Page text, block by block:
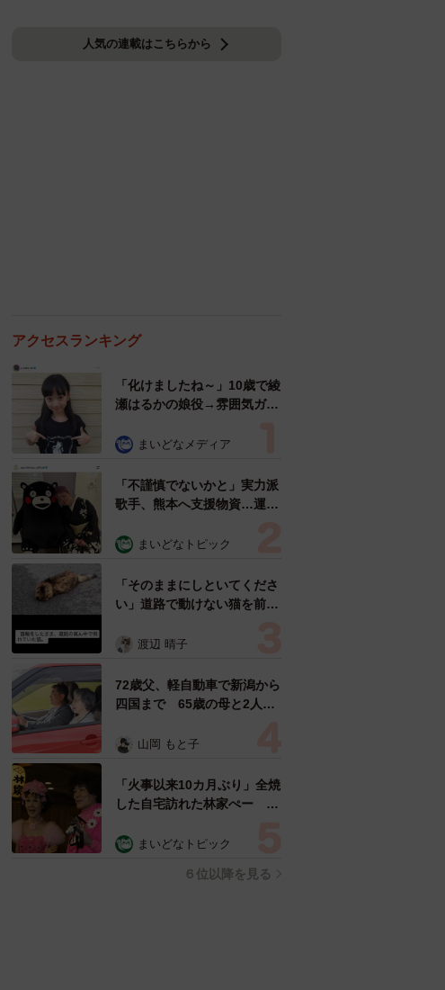
人気の連載はこちらから
アクセスランキング
「化けましたね～」10歳で綾
瀬はるかの娘役→雰囲気ガラ
雰囲気が」「宝塚に入れそ
まいどなメディア
「不謹慎でないかと」実力派
歌手、熊本へ支援物資…運搬
めらい 「痛いほど伝わる」
まいどなトピック
「そのままにしといてくださ
い」道路で動けない猫を前に
ようとした4日間 「命の重
表の訴え
渡辺 晴子
72歳父、軽自動車で新潟から
四国まで 65歳の母と2人で
憩まで分刻み… 「大学生で
山岡 もと子
「火事以来10カ月ぶり」全焼
した自宅訪れた林家ぺー 内
ン状態の部屋に呆然
まいどなトピック
６位以降を見る